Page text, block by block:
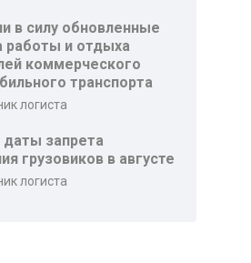
в силу обновленные
работы и отдыха
коммерческого
транспорта
логиста
даты запрета
грузовиков в августе
логиста